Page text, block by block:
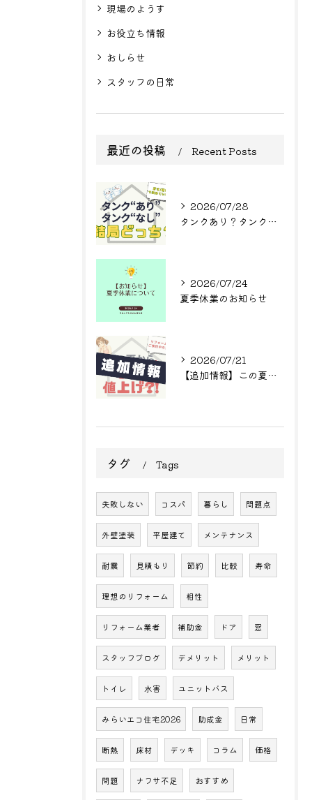
現場のようす
お役立ち情報
おしらせ
スタッフの日常
最近の投稿 Recent Posts
2026/07/28
タンクあり？タンクなし？結局どっち？
2026/07/24
夏季休業のお知らせ
2026/07/21
【追加情報】この夏からまた値上げ?! リフォームをご検討中の方へ
タグ Tags
失敗しない コスパ 暮らし 問題点
外壁塗装 平屋建て メンテナンス
耐震 見積もり 節約 比較 寿命
理想のリフォーム 相性
リフォーム業者 補助金 ドア 窓
スタッフブログ デメリット メリット
トイレ 水害 ユニットバス
みらいエコ住宅2026 助成金 日常
断熱 床材 デッキ コラム 価格
問題 ナフサ不足 おすすめ